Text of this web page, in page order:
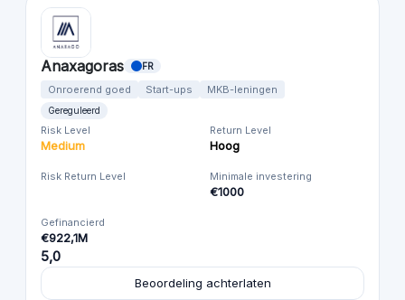
Anaxagoras FR
Onroerend goed Start-ups MKB-leningen
Gereguleerd
Risk Level
Medium
Return Level
Hoog
Risk Return Level Minimale investering
€1000
Gefinancierd
€922,1M
5,0
Beoordeling achterlaten